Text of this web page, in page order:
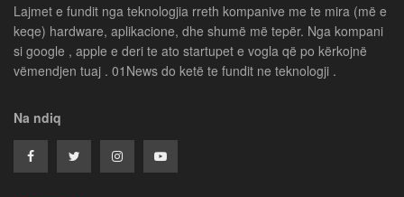
Lajmet e fundit nga teknologjia rreth kompanive me te mira (më e
keqe) hardware, aplikacione, dhe shumë më tepër. Nga kompani
si google , apple e deri te ato startupet e vogla që po kërkojnë
vëmendjen tuaj . 01News do ketë te fundit ne teknologji .
Na ndiq